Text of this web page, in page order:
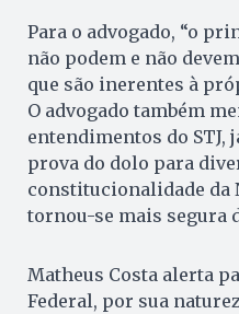
Para o advogado, “o
não podem e não
que são inerentes à
O advogado também
entendimentos do STJ,
prova do dolo para
constitucionalidade da
tornou-se mais segura
Matheus Costa alerta
Federal, por sua